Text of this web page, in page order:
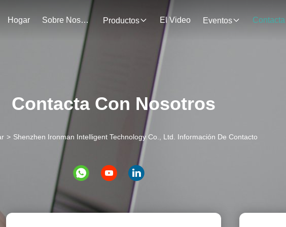
Hogar Sobre Nosotros Productos El Video Eventos
Contacta Con Nosotros
> Shenzhen Ironman Intelligent Technology Co., Ltd. Información De Contacto